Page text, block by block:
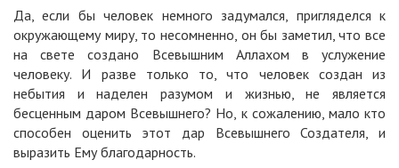
Да, если бы человек немного задумался, пригляделся к
окружающему миру, то несомненно, он бы заметил, что все
на свете создано Всевышним Аллахом в услужение
человеку. И разве только то, что человек создан из
небытия и наделен разумом и жизнью, не является
бесценным даром Всевышнего? Но, к сожалению, мало кто
способен оценить этот дар Всевышнего Создателя, и
выразить Ему благодарность.